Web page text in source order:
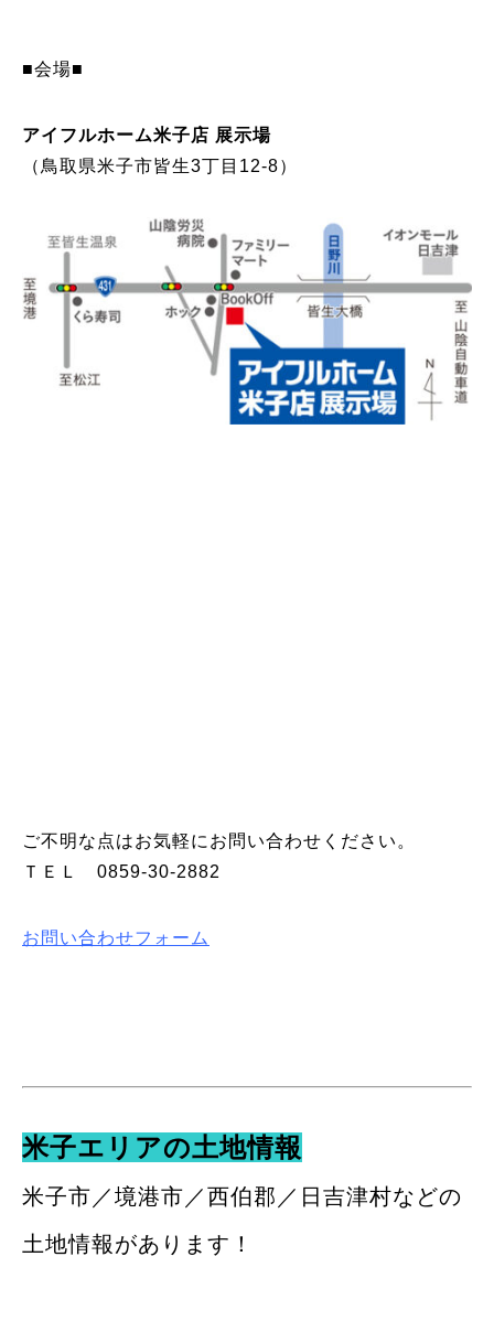
■会場■
アイフルホーム米子店 展示場
（鳥取県米子市皆生3丁目12-8）
ご不明な点はお気軽にお問い合わせください。
ＴＥＬ 0859-30-2882
お問い合わせフォーム
米子エリアの土地情報
米子市／境港市／西伯郡／日吉津村などの
土地情報があります！